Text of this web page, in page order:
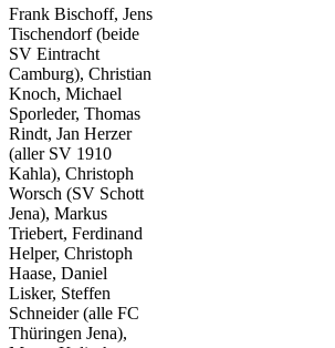
Frank Bischoff, Jens
Tischendorf (beide
SV Eintracht
Camburg), Christian
Knoch, Michael
Sporleder, Thomas
Rindt, Jan Herzer
(aller SV 1910
Kahla), Christoph
Worsch (SV Schott
Jena), Markus
Triebert, Ferdinand
Helper, Christoph
Haase, Daniel
Lisker, Steffen
Schneider (alle FC
Thüringen Jena),